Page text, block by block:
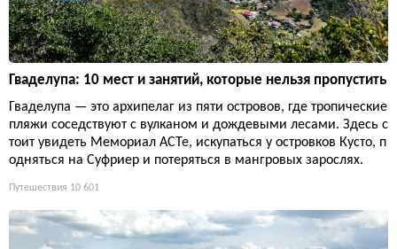
Гваделупа: 10 мест и занятий, которые нельзя пропустить
Гваделупа — это архипелаг из пяти островов, где тропические
пляжи соседствуют с вулканом и дождевыми лесами. Здесь с
тоит увидеть Мемориал ACTe, искупаться у островков Кусто, п
одняться на Суфриер и потеряться в мангровых зарослях.
Путешествия 10 601